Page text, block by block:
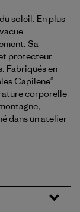
soleil. En plus
Sa
protecteur
Fabriqués en
Capilene®
corporelle
dans un atelier